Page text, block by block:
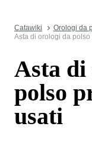
Catawiki Orologi da
Asta di orologi da
Asta di
polso
usati